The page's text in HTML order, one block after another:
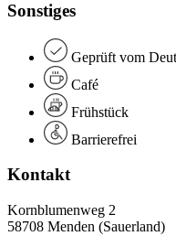
Sonstiges
Geprüft vom
Café
Frühstück
Barrierefrei
Kontakt
Kornblumenweg 2
58708 Menden (Sauerland)